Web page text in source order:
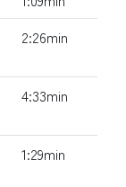
2:26min
4:33min
1:29min